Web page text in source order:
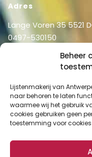
Beheer
Lijstenmakerij van
naar behoren te laten
waarmee wij het gebruik
cookies gebruiken geen
toestemming voor
Adres
Lange Voren 35 5521
0497-530150
info@lijstenmakerij
Home
Over ons
Diensten